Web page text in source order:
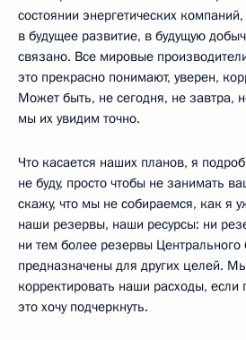
состоянии энергетических
в будущее развитие, в будущую
связано. Все мировые
это прекрасно понимают, уверен,
Может быть, не сегодня, не завтра,
мы их увидим точно.
Что касается наших планов, я
не буду, просто чтобы не занимать
скажу, что мы не собираемся, как я
наши резервы, наши ресурсы: ни
ни тем более резервы
предназначены для других целей.
корректировать наши расходы, если
это хочу подчеркнуть.